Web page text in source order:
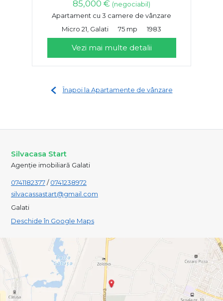
85,000 € (negociabil)
Apartament cu 3 camere de vânzare
Micro 21, Galati
75 mp 1983
Vezi mai multe detalii
Înapoi la Apartamente de vânzare
Silvacasa Start
Agenție imobiliară Galati
0741182377/0741238972
silvacassastart@gmail.com
Galati
Deschide în Google Maps